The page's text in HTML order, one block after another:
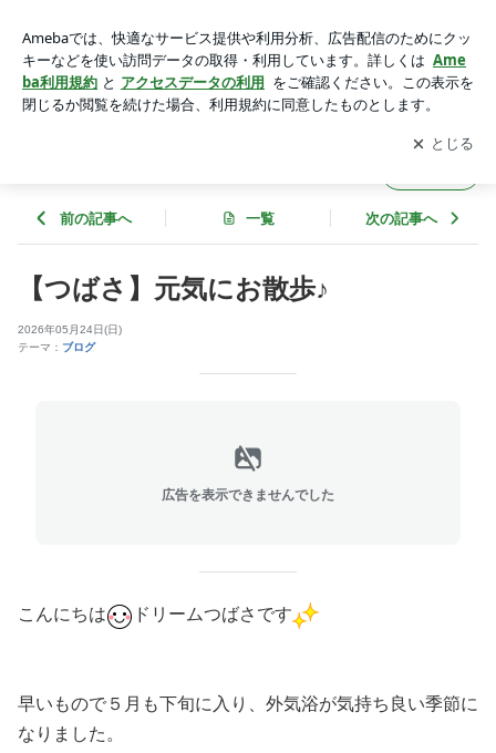
アプリをダウンロードして ブログの更新通知
を受け取りまし
ょう。
開く
前の記事へ 一覧 次の記事へ
【つばさ】元気にお散歩♪
2026年05月24日(日)
テーマ： ブログ
広告を表示できませんでした
こんにちは ドリームつばさです
早いもので５月も下旬に入り、外気浴が気持ち良い季節に
なりました。